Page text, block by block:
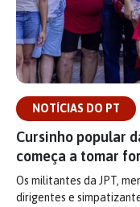
NOTÍCIAS DO PT
Cursinho popular
começa a tomar
Os militantes da JPT,
dirigentes e